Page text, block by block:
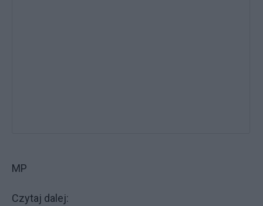
MP
Czytaj dalej: